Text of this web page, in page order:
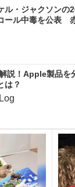
ル・ジャクソンの
ール中毒を公表
説！Apple製品を
は？